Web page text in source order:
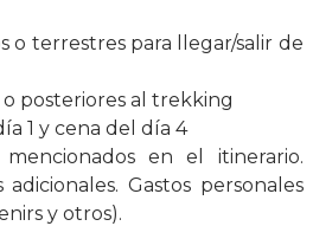
o terrestres para llegar/salir de
o posteriores al trekking
1 y cena del día 4
en el itinerario.
Gastos personales
y otros).